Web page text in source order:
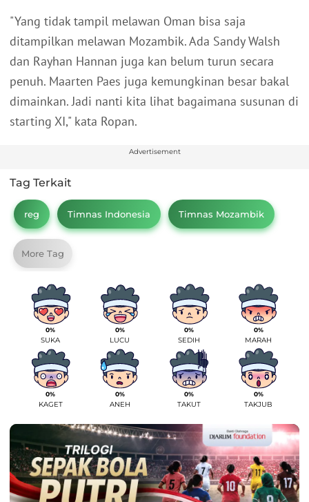
"Yang tidak tampil melawan Oman bisa saja
ditampilkan melawan Mozambik. Ada Sandy Walsh
dan Rayhan Hannan juga kan belum turun secara
penuh. Maarten Paes juga kemungkinan besar bakal
dimainkan. Jadi nanti kita lihat bagaimana susunan di
starting XI," kata Ropan.
Advertisement
Tag Terkait
reg Timnas Indonesia Timnas Mozambik
More Tag
0%
SUKA
0%
LUCU
0%
SEDIH
0%
MARAH
0%
KAGET
0%
ANEH
0%
TAKUT
0%
TAKJUB